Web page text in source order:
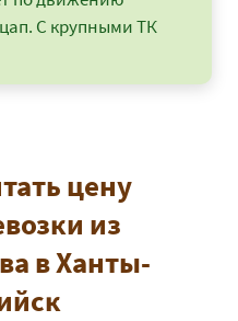
С крупными ТК
цену
из
в Ханты-